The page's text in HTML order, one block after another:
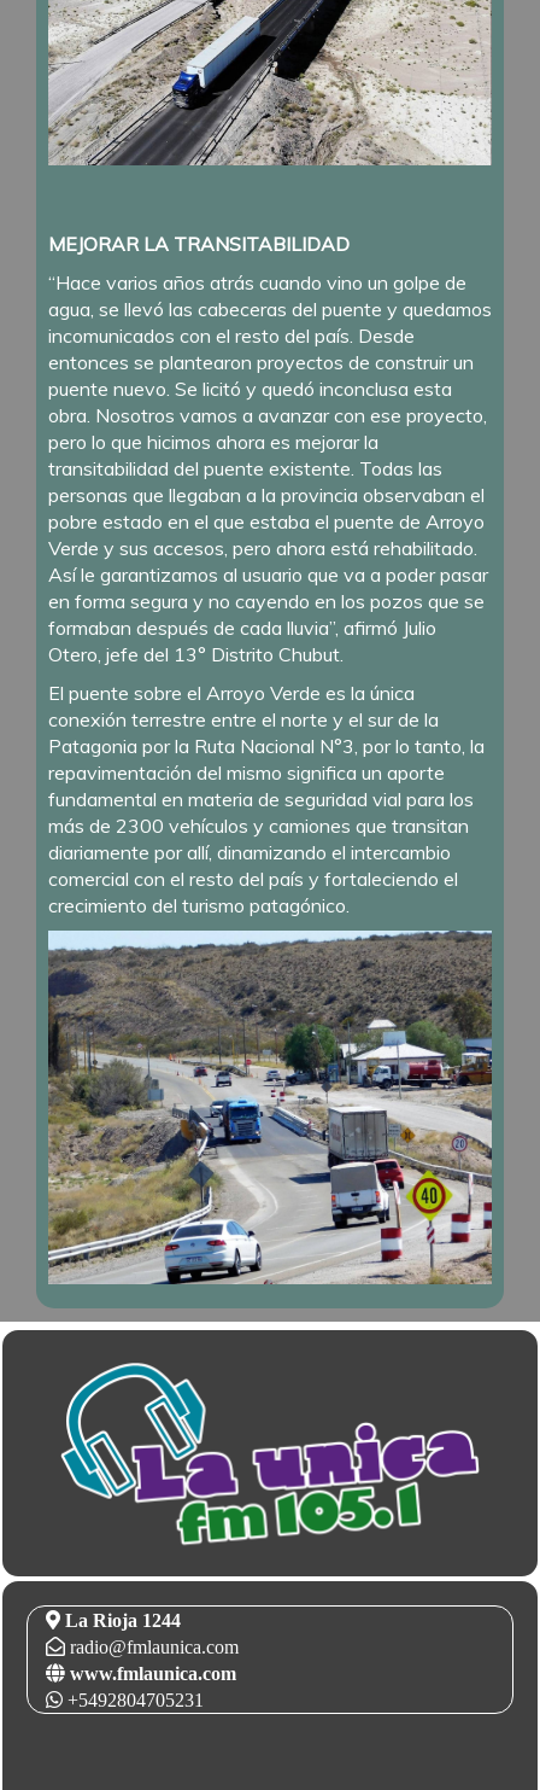
MEJORAR LA TRANSITABILIDAD
“Hace varios años atrás cuando vino un golpe de
agua, se llevó las cabeceras del puente y quedamos
incomunicados con el resto del país. Desde
entonces se plantearon proyectos de construir un
puente nuevo. Se licitó y quedó inconclusa esta
obra. Nosotros vamos a avanzar con ese proyecto,
pero lo que hicimos ahora es mejorar la
transitabilidad del puente existente. Todas las
personas que llegaban a la provincia observaban el
pobre estado en el que estaba el puente de Arroyo
Verde y sus accesos, pero ahora está rehabilitado.
Así le garantizamos al usuario que va a poder pasar
en forma segura y no cayendo en los pozos que se
formaban después de cada lluvia”, afirmó Julio
Otero, jefe del 13° Distrito Chubut.
El puente sobre el Arroyo Verde es la única
conexión terrestre entre el norte y el sur de la
Patagonia por la Ruta Nacional N°3, por lo tanto, la
repavimentación del mismo significa un aporte
fundamental en materia de seguridad vial para los
más de 2300 vehículos y camiones que transitan
diariamente por allí, dinamizando el intercambio
comercial con el resto del país y fortaleciendo el
crecimiento del turismo patagónico.
La Rioja 1244
radio@fmlaunica.com
www.fmlaunica.com
+5492804705231